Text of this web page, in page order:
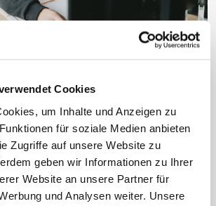
Cookies
um Inhalte und Anzeigen zu
für soziale Medien anbieten
Zugriffe auf unsere Website zu
geben wir Informationen zu Ihrer
Website an unsere Partner für
und Analysen weiter. Unsere
y Construcción
de asesorarle en sus
Departamento Técnico por e-mail
, llámenos al +49 2331 62 45-
software gratuito de planificación.